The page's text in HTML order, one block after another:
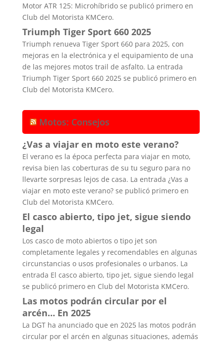
Motor ATR 125: Microhíbrido se publicó primero en
Club del Motorista KMCero.
Triumph Tiger Sport 660 2025
Triumph renueva Tiger Sport 660 para 2025, con
mejoras en la electrónica y el equipamiento de una
de las mejores motos trail de asfalto. La entrada
Triumph Tiger Sport 660 2025 se publicó primero en
Club del Motorista KMCero.
Motos: Consejos
¿Vas a viajar en moto este verano?
El verano es la época perfecta para viajar en moto,
revisa bien las coberturas de su tu seguro para no
llevarte sorpresas lejos de casa. La entrada ¿Vas a
viajar en moto este verano? se publicó primero en
Club del Motorista KMCero.
El casco abierto, tipo jet, sigue siendo
legal
Los casco de moto abiertos o tipo jet son
completamente legales y recomendables en algunas
circunstancias o usos profesionales o urbanos. La
entrada El casco abierto, tipo jet, sigue siendo legal
se publicó primero en Club del Motorista KMCero.
Las motos podrán circular por el
arcén… En 2025
La DGT ha anunciado que en 2025 las motos podrán
circular por el arcén en algunas situaciones, además